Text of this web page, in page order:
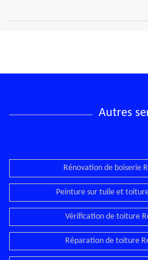
Autres
Rénovation de boiserie
Peinture sur tuile et
Vérification de toiture
Réparation de toiture